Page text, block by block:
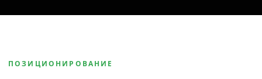
ПОЗИЦИОНИРОВАНИЕ